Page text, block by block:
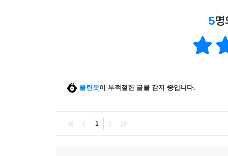
5
클린봇이 부적절한 글을 감지 중입니다.
1